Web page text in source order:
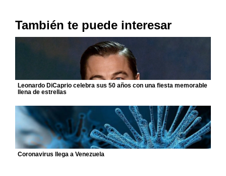
También te puede interesar
Leonardo DiCaprio celebra sus 50 años con una fiesta memorable
llena de estrellas
Coronavirus llega a Venezuela